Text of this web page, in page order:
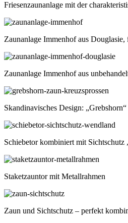
Friesenzaunanlage mit der
Zaunanlage Immenhof aus
Zaunanlage Immenhof aus
Skandinavisches Design:
Schiebetor kombiniert mit Sichtschutz
Staketzauntor mit Metallrahmen
Zaun und Sichtschutz – perfekt